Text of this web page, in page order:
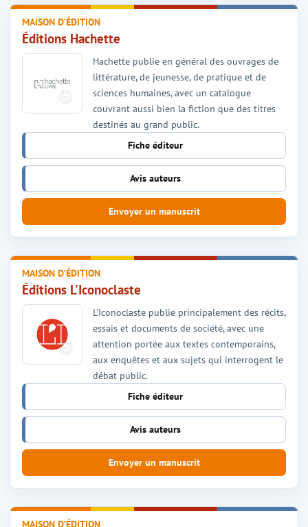
MAISON D'ÉDITION
Éditions Hachette
Hachette publie en général des ouvrages de
littérature, de jeunesse, de pratique et de
sciences humaines, avec un catalogue
couvrant aussi bien la fiction que des titres
destinés au grand public.
Fiche éditeur
Avis auteurs
Envoyer un manuscrit
MAISON D'ÉDITION
MAISON D'ÉDITION
Éditions L'Iconoclaste
L'Iconoclaste publie principalement des récits,
essais et documents de société, avec une
attention portée aux textes contemporains,
aux enquêtes et aux sujets qui interrogent le
débat public.
Fiche éditeur
Avis auteurs
Envoyer un manuscrit